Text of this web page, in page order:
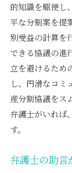
的知識を駆使し
平な分割案を提
別受益の計算を
できる協議の進
立を避けるため
し、円滑なコミ
産分割協議をス
弁護士がいれば
す。
弁護士の助言